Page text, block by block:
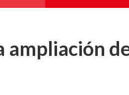
ampliación